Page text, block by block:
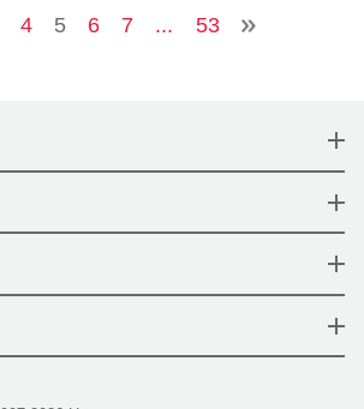
4 5 6 7 ... 53